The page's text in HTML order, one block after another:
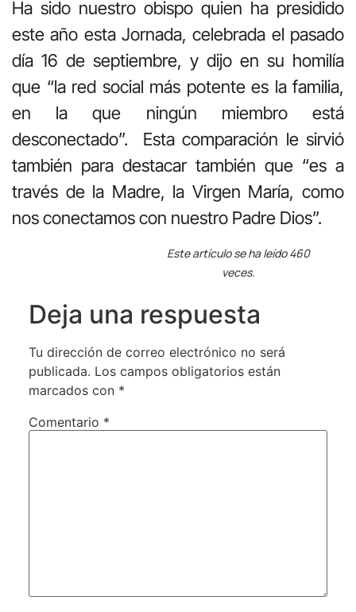
Ha sido nuestro obispo quien ha presidido
este año esta Jornada, celebrada el pasado
día 16 de septiembre, y dijo en su homilía
que “la red social más potente es la familia,
en la que ningún miembro está
desconectado”. Esta comparación le sirvió
también para destacar también que “es a
través de la Madre, la Virgen María, como
nos conectamos con nuestro Padre Dios”.
Este artículo se ha leído 460
veces.
Deja una respuesta
Tu dirección de correo electrónico no será
publicada. Los campos obligatorios están
marcados con *
Comentario *